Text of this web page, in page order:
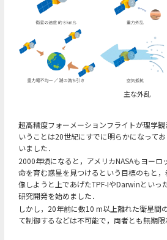
主な外乱
超高精度フォーメーションフライトが理学
いうことは20世紀にすでに明らかになって
いました．
2000年頃になると，アメリカNASAもヨーロ
命を育む惑星を見つけるという目標のもと
像しようと上であげたTPF-IやDarwinといっ
研究開発を始めました．
しかし，20年前に数10 m以上離れた衛星間
て制御するなどは不可能で，両者とも無期限